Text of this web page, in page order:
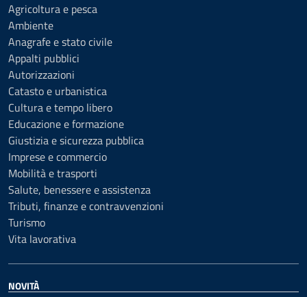
Agricoltura e pesca
Ambiente
Anagrafe e stato civile
Appalti pubblici
Autorizzazioni
Catasto e urbanistica
Cultura e tempo libero
Educazione e formazione
Giustizia e sicurezza pubblica
Imprese e commercio
Mobilità e trasporti
Salute, benessere e assistenza
Tributi, finanze e contravvenzioni
Turismo
Vita lavorativa
NOVITÀ